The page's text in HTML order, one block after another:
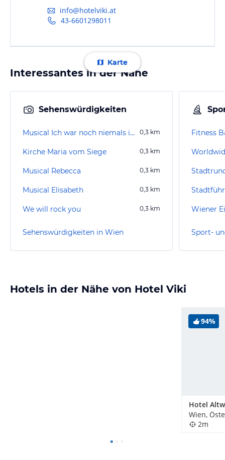
info@hotelviki.at
43-6601298011
Karte
Interessantes in der Nähe
Sehenswürdigkeiten
Musical Ich war noch niemals in New York 0,3 km
Kirche Maria vom Siege 0,3 km
Musical Rebecca 0,3 km
Musical Elisabeth 0,3 km
We will rock you 0,3 km
Sehenswürdigkeiten in Wien
Fitness
Wiener
Sport-
Hotels in der Nähe von Hotel Viki
94%
Hotel
Wien,
2m